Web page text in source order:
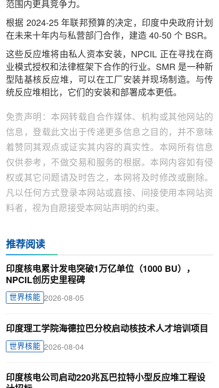
范围内更具竞争力。
根据 2024-25 年联邦预算的决定，印度中央政府计划
在未来十年内与私营部门合作，建造 40-50 个 BSR。
这些反应堆将由私人资本安装，NPCIL 正在寻找在商
业模式授权和法律框架下合作的行业。SMR 是一种新
型陆基核反应堆，可以在工厂安装并现场制造。与传
统反应堆相比，它们的安装和部署成本更低。
免责声明：本网转载自合作媒体、机构或其他网站的
信息，登载此文出于传递更多信息之目的，并不意味
着赞同其观点或证实其内容的真实性。本网所有信息
仅供参考，不做交易和服务的根据。本网内容如有侵
权或其它问题请及时告之，本网将及时修改或删除。
凡以任何方式登录本网站或直接、间接使用本网站资
料者，视为自愿接受本网站声明的约束。
推荐阅读
印度核电累计发电突破1万亿单位（1000 BU），
NPCIL创历史里程碑
世界核能 2026-08-05
印度理工学院海德拉巴分校启动核技术人才培训项目
世界核能 2026-08-04
印度核电公司启动220兆瓦巴拉特小型反应堆工程设